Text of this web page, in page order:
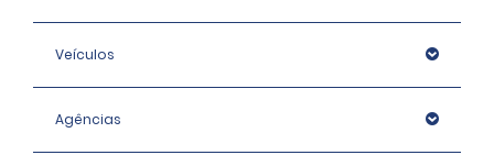
Veículos
Agências